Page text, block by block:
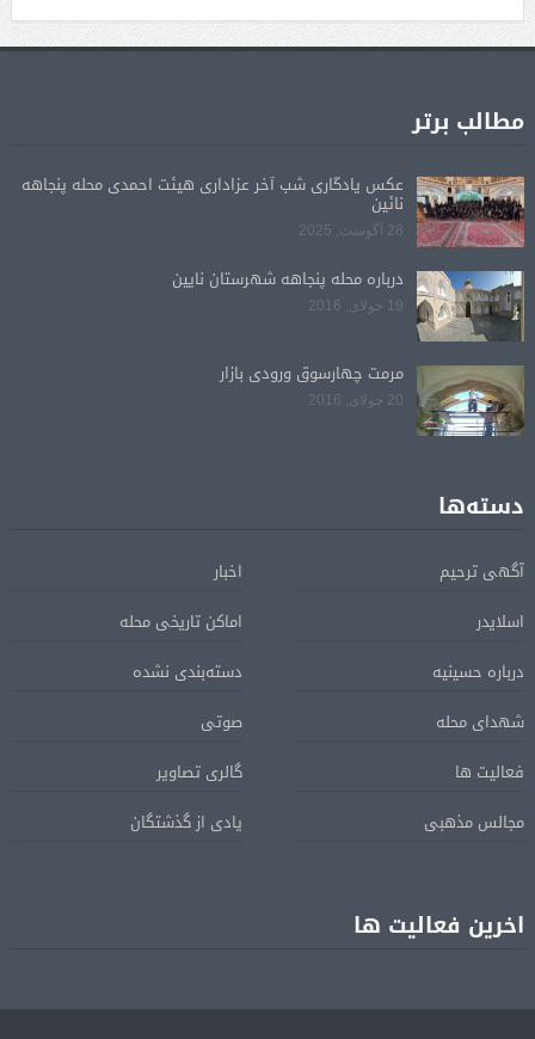
مطالب برتر
عکس یادگاری شب آخر عزاداری هیئت احمدی محله پنجاهه
نائین
28 آگوست, 2025
درباره محله پنجاهه شهرستان نایین
19 جولای, 2016
مرمت چهارسوق ورودی بازار
20 جولای, 2016
دسته‌ها
آگهی ترحیم
اخبار
اسلایدر
اماکن تاریخی محله
درباره حسینیه
دسته‌بندی نشده
شهدای محله
صوتی
فعالیت ها
گالری تصاویر
مجالس مذهبی
یادی از گذشتگان
اخرین فعالیت ها